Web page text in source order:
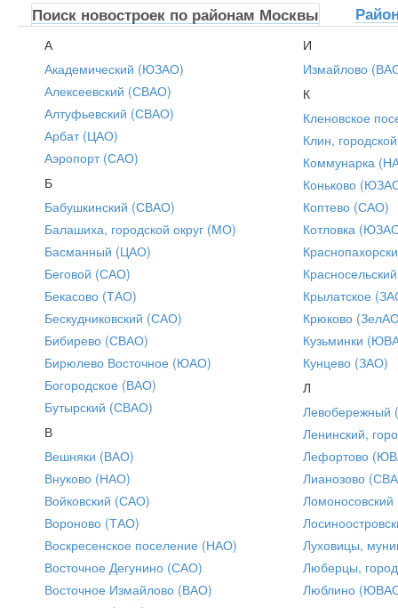
Поиск новостроек по районам Москвы
А
Академический (ЮЗАО)
Алексеевский (СВАО)
Алтуфьевский (СВАО)
Арбат (ЦАО)
Аэропорт (САО)
Б
Бабушкинский (СВАО)
Балашиха, городской округ (МО)
Басманный (ЦАО)
Беговой (САО)
Бекасово (ТАО)
Бескудниковский (САО)
Бибирево (СВАО)
Бирюлево Восточное (ЮАО)
Богородское (ВАО)
Бутырский (СВАО)
В
Вешняки (ВАО)
Внуково (НАО)
Войковский (САО)
Вороново (ТАО)
Воскресенское поселение (НАО)
Восточное Дегунино (САО)
Восточное Измайлово (ВАО)
И
Измайлово
К
Кленовское
Клин,
Коммунарка
Коньково
Коптево (САО)
Котловка
Крылатское
Крюково
Кузьминки
Кунцево (ЗАО)
Л
Ленинский,
Лефортово
Лианозово
Луховицы,
Люберцы,
Люблино